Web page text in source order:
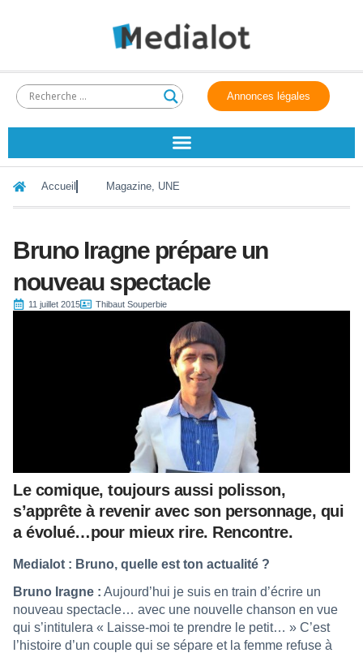
Annonces légales
Accueil Magazine, UNE
Bruno Iragne prépare un
nouveau spectacle
11 juillet 2015 Thibaut Souperbie
Le comique, toujours aussi polisson,
s’apprête à revenir avec son personnage, qui
a évolué…pour mieux rire. Rencontre.
Medialot : Bruno, quelle est ton actualité ?
Bruno Iragne : Aujourd’hui je suis en train d’écrire un
nouveau spectacle… avec une nouvelle chanson en vue
qui s’intitulera « Laisse-moi te prendre le petit… » C’est
l’histoire d’un couple qui se sépare et la femme refuse à